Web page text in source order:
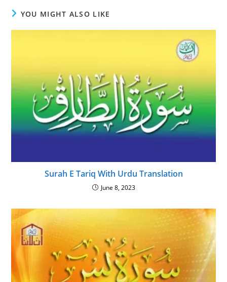
YOU MIGHT ALSO LIKE
Surah E Tariq With Urdu Translation
June 8, 2023